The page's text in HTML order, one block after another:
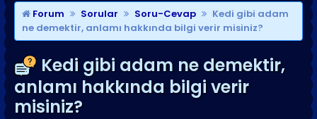
KISAYOLLAR
Forum Sorular Soru-Cevap
Kedi gibi adam
ne demektir, anlamı hakkında bilgi verir misiniz?
Kedi gibi adam ne demektir,
anlamı hakkında bilgi verir
misiniz?